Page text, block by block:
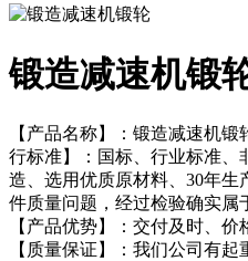
锻造减速机锻
【产品名称】：锻造减速机
行标准】：国标、行业标准、
造、选用优质原材料、30年
件质量问题，经过检验确实属
【产品优势】：交付及时、
【质量保证】：我们公司有